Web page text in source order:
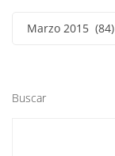
Marzo 2015 (84)
Buscar